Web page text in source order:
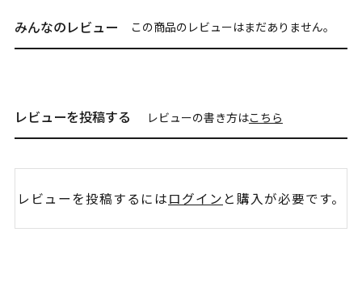
みんなのレビュー この商品のレビューはまだありません。
レビューを投稿する レビューの書き方はこちら
レビューを投稿するにはログイン と購入が必要です。